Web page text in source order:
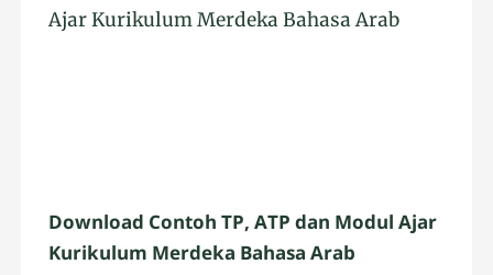
Download Contoh TP, ATP dan Modul Ajar
Kurikulum Merdeka Bahasa Arab